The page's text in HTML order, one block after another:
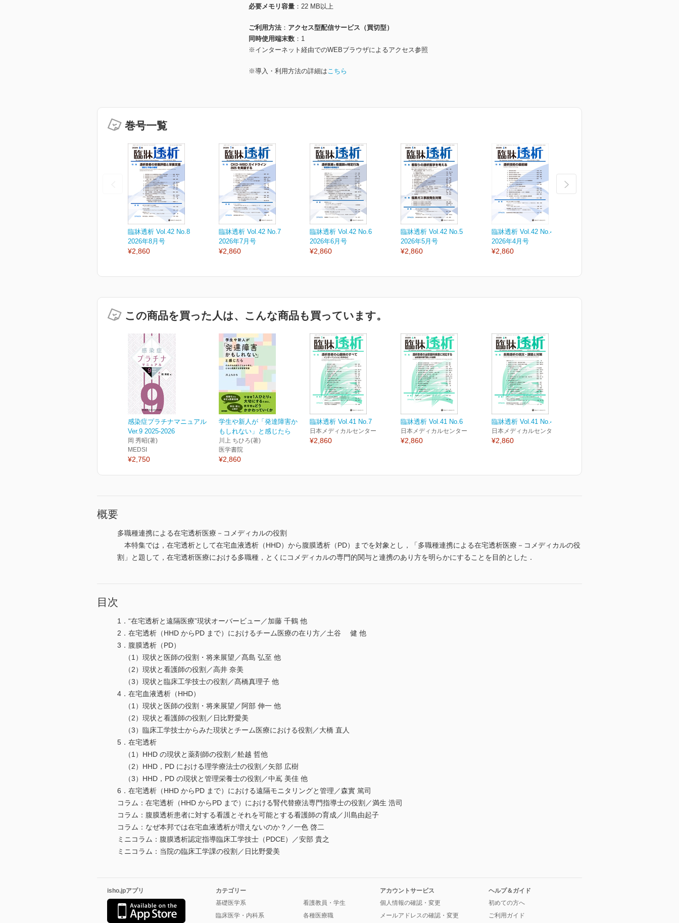
必要メモリ容量
22 MB以上
ご利用方法
アクセス型配信サービス（買切型）
同時使用端末数
1
※インターネット経由でのWEBブラウザによるアクセス参照
※導入・利用方法の詳細はこちら
巻号一覧
臨牀透析 Vol.42 No.8
2026年8月号
¥2,860
臨牀透析 Vol.42 No.7
2026年7月号
¥2,860
臨牀透析 Vol.42 No.6
2026年6月号
¥2,860
臨牀透析 Vol.42 No.5
2026年5月号
¥2,860
臨牀透析 Vol.42 No.4
2026年4月号
¥2,860
この商品を買った人は、こんな商品も買っています。
感染症プラチナマニュアル
Ver.9 2025-2026
岡 秀昭(著)
MEDSI
¥2,750
学生や新人が「発達障害か
もしれない」と感じたら
川上 ちひろ(著)
医学書院
¥2,860
臨牀透析 Vol.41 No.7
日本メディカルセンター
¥2,860
臨牀透析 Vol.41 No.6
日本メディカルセンター
¥2,860
臨牀透析 Vol.41 No.4
日本メディカルセンター
¥2,860
概要
多職種連携による在宅透析医療－コメディカルの役割
本特集では，在宅透析として在宅血液透析（HHD）から腹膜透析（PD）までを対象とし，「多職種連携による在宅透析医療－コメディカルの役
割」と題して，在宅透析医療における多職種，とくにコメディカルの専門的関与と連携のあり方を明らかにすることを目的とした．
目次
1．“在宅透析と遠隔医療”現状オーバービュー／加藤 千鶴 他
2．在宅透析（HHD からPD まで）におけるチーム医療の在り方／土谷 健 他
3．腹膜透析（PD）
（1）現状と医師の役割・将来展望／髙島 弘至 他
（2）現状と看護師の役割／高井 奈美
（3）現状と臨床工学技士の役割／髙橋真理子 他
4．在宅血液透析（HHD）
（1）現状と医師の役割・将来展望／阿部 伸一 他
（2）現状と看護師の役割／日比野愛美
（3）臨床工学技士からみた現状とチーム医療における役割／大橋 直人
5．在宅透析
（1）HHD の現状と薬剤師の役割／舩越 哲他
（2）HHD，PD における理学療法士の役割／矢部 広樹
（3）HHD，PD の現状と管理栄養士の役割／中嶌 美佳 他
6．在宅透析（HHD からPD まで）における遠隔モニタリングと管理／森實 篤司
コラム：在宅透析（HHD からPD まで）における腎代替療法専門指導士の役割／満生 浩司
コラム：腹膜透析患者に対する看護とそれを可能とする看護師の育成／川島由起子
コラム：なぜ本邦では在宅血液透析が増えないのか？／一色 啓二
ミニコラム：腹膜透析認定指導臨床工学技士（PDCE）／安部 貴之
ミニコラム：当院の臨床工学課の役割／日比野愛美
isho.jpアプリ
カテゴリー
基礎医学系
臨床医学・内科系
看護教員・学生
各種医療職
アカウントサービス
個人情報の確認・変更
メールアドレスの確認・変更
ヘルプ＆ガイド
初めての方へ
ご利用ガイド